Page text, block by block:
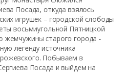
Посада, откуда взялось
игрушек – городской слободы
восьмиугольной Пятницкой
жемчужины старого города -
легенду источника
Побываем в
Посада и выйдем на